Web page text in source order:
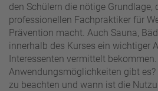
den Schülern die nötige Grundlage,
professionellen Fachpraktiker für
Prävention macht. Auch Sauna,
innerhalb des Kurses ein wichtiger
Interessenten vermittelt
Anwendungsmöglichkeiten gibt
zu beachten und wann ist die